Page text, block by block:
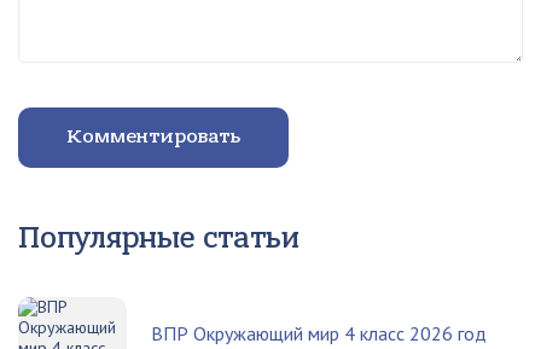
Комментировать
Популярные статьи
ВПР Окружающий мир 4 класс 2026 год